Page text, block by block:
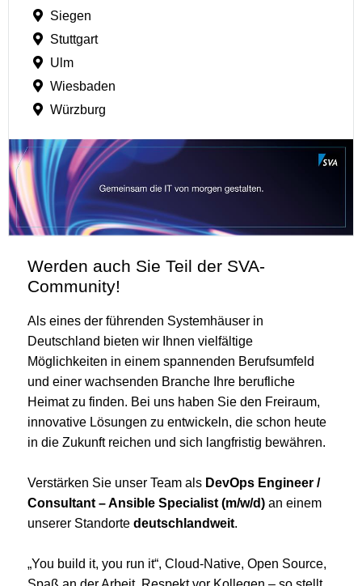
Siegen
Stuttgart
Ulm
Wiesbaden
Würzburg
Werden auch Sie Teil der SVA-
Community!
Als eines der führenden Systemhäuser in
Deutschland bieten wir Ihnen vielfältige
Möglichkeiten in einem spannenden Berufsumfeld
und einer wachsenden Branche Ihre berufliche
Heimat zu finden. Bei uns haben Sie den Freiraum,
innovative Lösungen zu entwickeln, die schon heute
in die Zukunft reichen und sich langfristig bewähren.
Verstärken Sie unser Team als DevOps Engineer /
Consultant – Ansible Specialist (m/w/d) an einem
unserer Standorte deutschlandweit.
„You build it, you run it“, Cloud-Native, Open Source,